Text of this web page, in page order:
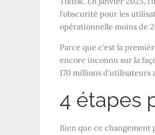
l'obscurité pour les
opérationnelle moins de
Parce que c'est la
encore inconnu sur la
170 millions d'utilisateurs
4 étapes
Bien que ce changement